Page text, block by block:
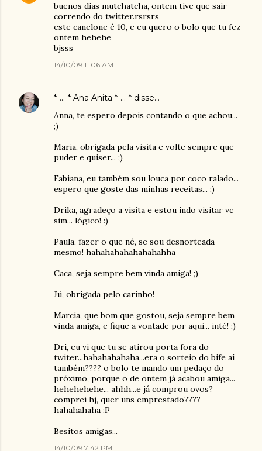
buenos dias mutchatcha, ontem tive que sair
correndo do twitter.rsrsrs
este canelone é 10, e eu quero o bolo que tu fez
ontem hehehe
bjsss
14/10/09 11:06 AM
*-...-* Ana Anita *-...-* disse…
Anna, te espero depois contando o que achou...
;)
Maria, obrigada pela visita e volte sempre que
puder e quiser... ;)
Fabiana, eu também sou louca por coco ralado...
espero que goste das minhas receitas... :)
Drika, agradeço a visita e estou indo visitar vc
sim... lógico! :)
Paula, fazer o que né, se sou desnorteada
mesmo! hahahahahahahahahha
Caca, seja sempre bem vinda amiga! ;)
Jú, obrigada pelo carinho!
Marcia, que bom que gostou, seja sempre bem
vinda amiga, e fique a vontade por aqui... inté! ;)
Dri, eu vi que tu se atirou porta fora do
twiter...hahahahahaha...era o sorteio do bife aí
também???? o bolo te mando um pedaço do
próximo, porque o de ontem já acabou amiga...
hehehehehe... ahhh...e já comprou ovos?
comprei hj, quer uns emprestado????
hahahahaha :P
Besitos amigas...
14/10/09 7:42 PM